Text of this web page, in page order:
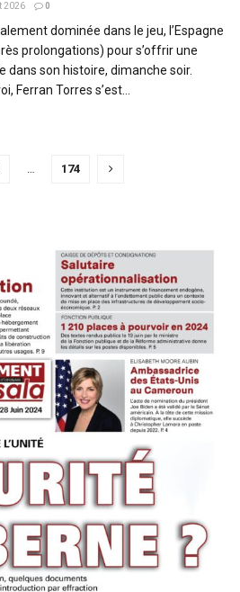
2026 0
dominée dans le jeu, l’Espagne
prolongations) pour s’offrir une
dans son histoire, dimanche soir.
Ferran Torres s’est...
… 174